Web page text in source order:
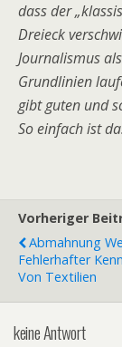
dass der
Dreieck
Journalismus
Grundlinien
gibt guten und
So einfach ist
Vorheriger
Abmahnung
Fehlerhafter
Von Textilien
keine Antwort